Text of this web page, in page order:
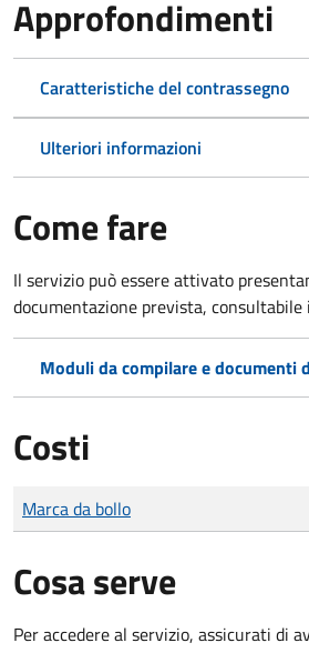
Approfondimenti
Caratteristiche del contrassegno
Ulteriori informazioni
Come fare
Il servizio può essere attivato
documentazione prevista, consultabile
Moduli da compilare e documenti
Costi
Tipo di pagamento
Importo
Marca da bollo
Cosa serve
Per accedere al servizio, assicurati di